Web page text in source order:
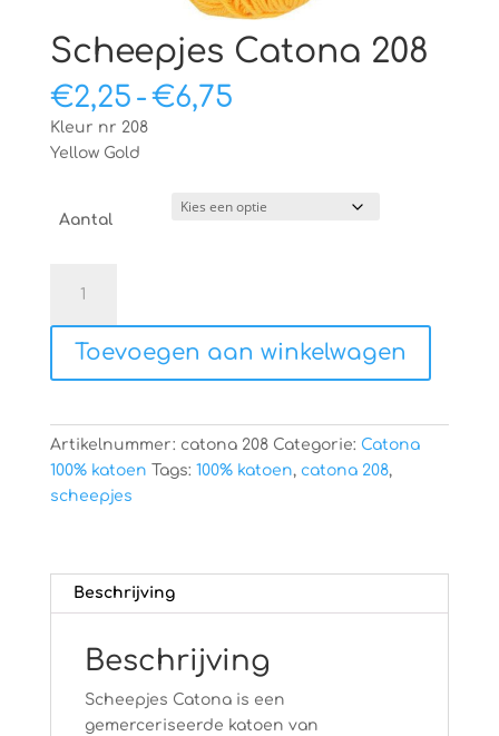
Scheepjes Catona 208
€2,25 -€6,75Prijsklasse:
Kleur nr 208
Yellow Gold
Aantal
Catona
208
aantal
Toevoegen aan winkelwagen
Artikelnummer: catona 208 Categorie: Catona
100% katoen Tags: 100% katoen, catona 208,
scheepjes
Beschrijving
Beschrijving
Scheepjes Catona is een
gemerceriseerde katoen van